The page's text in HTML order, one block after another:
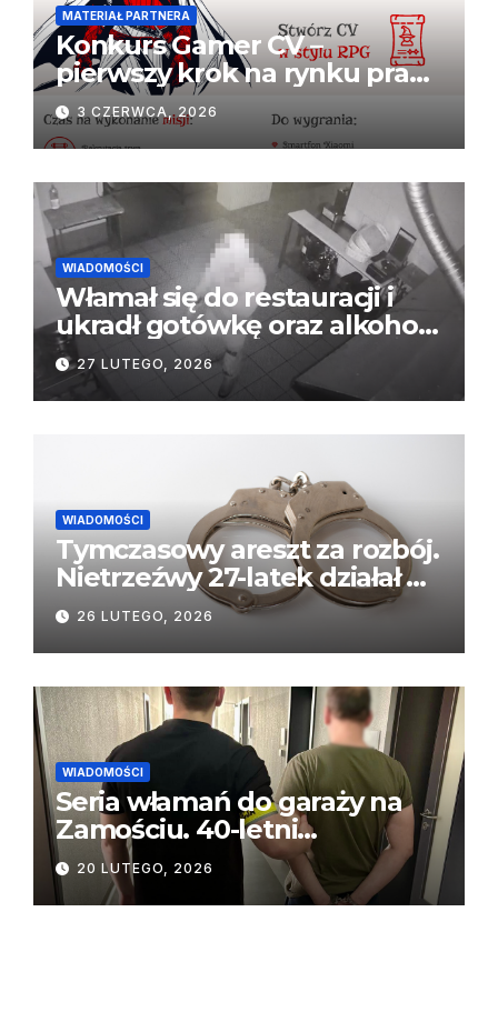
MATERIAŁ PARTNERA
Konkurs Gamer CV –
pierwszy krok na rynku pracy
i szansa na atrakcyjne
nagrody
3 CZERWCA, 2026
WIADOMOŚCI
Włamał się do restauracji i
ukradł gotówkę oraz alkohol.
Poszukiwany recydywista
zatrzymany
27 LUTEGO, 2026
WIADOMOŚCI
Tymczasowy areszt za rozbój.
Nietrzeźwy 27-latek działał w
recydywie
26 LUTEGO, 2026
WIADOMOŚCI
Seria włamań do garaży na
Zamościu. 40-letni
mieszkaniec Piły z zarzutami
20 LUTEGO, 2026